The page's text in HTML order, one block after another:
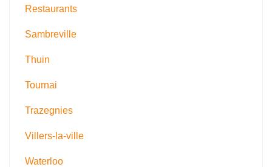
Restaurants
Sambreville
Thuin
Tournai
Trazegnies
Villers-la-ville
Waterloo